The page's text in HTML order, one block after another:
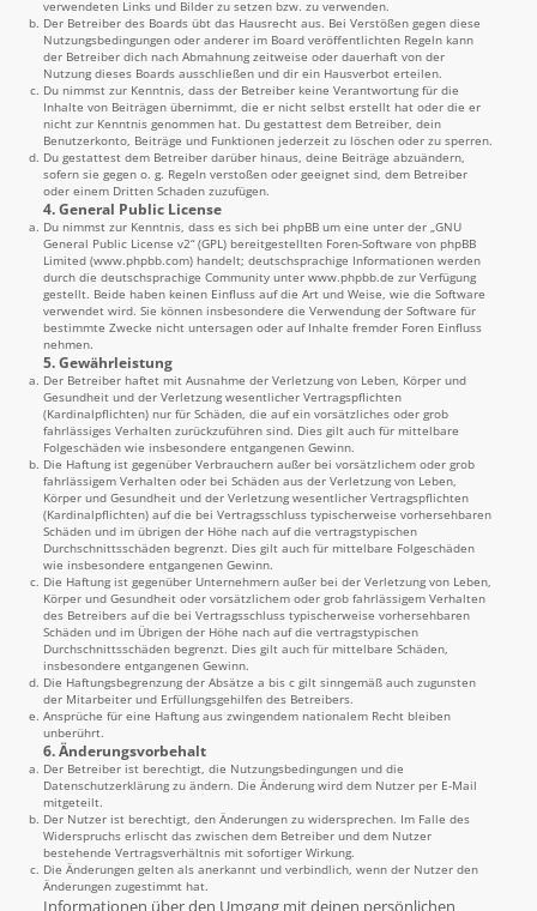
verwendeten Links und Bilder zu setzen bzw. zu verwenden.
Der Betreiber des Boards übt das Hausrecht aus. Bei Verstößen gegen diese
Nutzungsbedingungen oder anderer im Board veröffentlichten Regeln kann
der Betreiber dich nach Abmahnung zeitweise oder dauerhaft von der
Nutzung dieses Boards ausschließen und dir ein Hausverbot erteilen.
Du nimmst zur Kenntnis, dass der Betreiber keine Verantwortung für die
Inhalte von Beiträgen übernimmt, die er nicht selbst erstellt hat oder die er
nicht zur Kenntnis genommen hat. Du gestattest dem Betreiber, dein
Benutzerkonto, Beiträge und Funktionen jederzeit zu löschen oder zu sperren.
Du gestattest dem Betreiber darüber hinaus, deine Beiträge abzuändern,
sofern sie gegen o. g. Regeln verstoßen oder geeignet sind, dem Betreiber
oder einem Dritten Schaden zuzufügen.
4. General Public License
Du nimmst zur Kenntnis, dass es sich bei phpBB um eine unter der „GNU
General Public License v2“ (GPL) bereitgestellten Foren-Software von phpBB
Limited (www.phpbb.com) handelt; deutschsprachige Informationen werden
durch die deutschsprachige Community unter www.phpbb.de zur Verfügung
gestellt. Beide haben keinen Einfluss auf die Art und Weise, wie die Software
verwendet wird. Sie können insbesondere die Verwendung der Software für
bestimmte Zwecke nicht untersagen oder auf Inhalte fremder Foren Einfluss
nehmen.
5. Gewährleistung
Der Betreiber haftet mit Ausnahme der Verletzung von Leben, Körper und
Gesundheit und der Verletzung wesentlicher Vertragspflichten
(Kardinalpflichten) nur für Schäden, die auf ein vorsätzliches oder grob
fahrlässiges Verhalten zurückzuführen sind. Dies gilt auch für mittelbare
Folgeschäden wie insbesondere entgangenen Gewinn.
Die Haftung ist gegenüber Verbrauchern außer bei vorsätzlichem oder grob
fahrlässigem Verhalten oder bei Schäden aus der Verletzung von Leben,
Körper und Gesundheit und der Verletzung wesentlicher Vertragspflichten
(Kardinalpflichten) auf die bei Vertragsschluss typischerweise vorhersehbaren
Schäden und im übrigen der Höhe nach auf die vertragstypischen
Durchschnittsschäden begrenzt. Dies gilt auch für mittelbare Folgeschäden
wie insbesondere entgangenen Gewinn.
Die Haftung ist gegenüber Unternehmern außer bei der Verletzung von Leben,
Körper und Gesundheit oder vorsätzlichem oder grob fahrlässigem Verhalten
des Betreibers auf die bei Vertragsschluss typischerweise vorhersehbaren
Schäden und im Übrigen der Höhe nach auf die vertragstypischen
Durchschnittsschäden begrenzt. Dies gilt auch für mittelbare Schäden,
insbesondere entgangenen Gewinn.
Die Haftungsbegrenzung der Absätze a bis c gilt sinngemäß auch zugunsten
der Mitarbeiter und Erfüllungsgehilfen des Betreibers.
Ansprüche für eine Haftung aus zwingendem nationalem Recht bleiben
unberührt.
6. Änderungsvorbehalt
Der Betreiber ist berechtigt, die Nutzungsbedingungen und die
Datenschutzerklärung zu ändern. Die Änderung wird dem Nutzer per E-Mail
mitgeteilt.
Der Nutzer ist berechtigt, den Änderungen zu widersprechen. Im Falle des
Widerspruchs erlischt das zwischen dem Betreiber und dem Nutzer
bestehende Vertragsverhältnis mit sofortiger Wirkung.
Die Änderungen gelten als anerkannt und verbindlich, wenn der Nutzer den
Änderungen zugestimmt hat.
Informationen über den Umgang mit deinen persönlichen